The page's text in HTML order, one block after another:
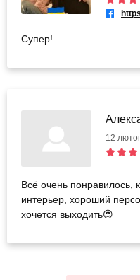
Супер!
12
Всё очень понравилось,
интерьер, хороший
хочется выходить😍